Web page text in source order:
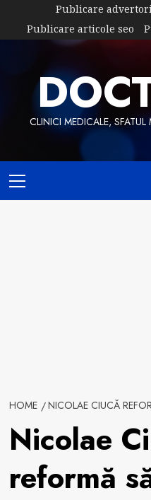
content
Publicare
Publicare articole seo
CLINICI MEDICALE, SFATUL
Menu
HOME NICOLAE CIUCĂ
Nicolae
reformă